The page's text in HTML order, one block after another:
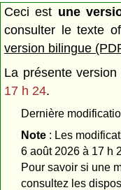
Ceci est une
consulter le texte
version bilingue
La présente
17 h 24.
Dernière
Note: Les
6 août 2026 à 17 h
Pour savoir si une
consultez les